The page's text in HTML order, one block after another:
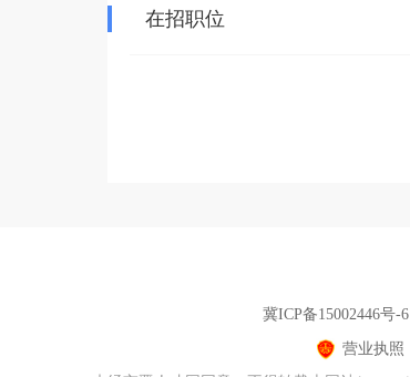
在招职位
冀ICP备15002446号-6
营业执照